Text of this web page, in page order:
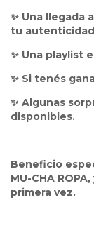
✨ Una llegada
tu
✨ Una playlist
✨ Si tenés
✨ Algunas
disponibles.
Beneficio
MU-CHA
primera vez.